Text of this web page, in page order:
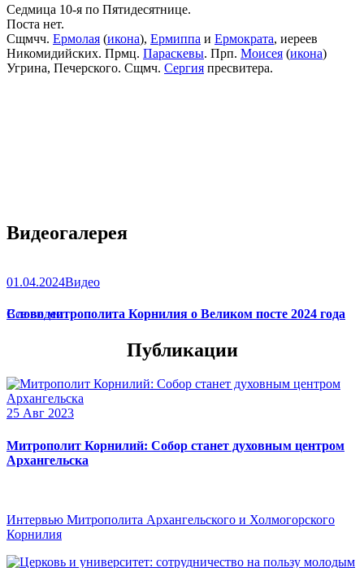
Седмица 10-я по Пятидесятнице.
Поста нет.
Сщмчч. Ермолая (икона), Ермиппа и Ермократа, иереев
Никомидийских. Прмц. Параскевы. Прп. Моисея (икона)
Угрина, Печерского. Сщмч. Сергия пресвитера.
Видеогалерея
01.04.2024Видео
Слово митрополита Корнилия о Великом посте 2024 года
Все видео
Публикации
25 Авг 2023
Митрополит Корнилий: Собор станет духовным центром
Архангельска
Интервью Митрополита Архангельского и Холмогорского
Корнилия